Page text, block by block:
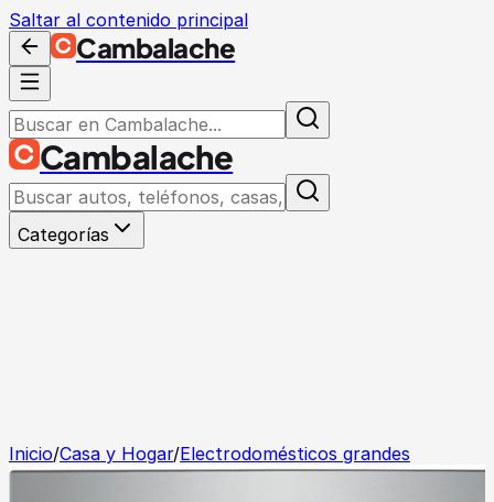
Saltar al contenido principal
Cambalache
Cambalache
Categorías
Inicio/Casa y Hogar/Electrodomésticos grandes